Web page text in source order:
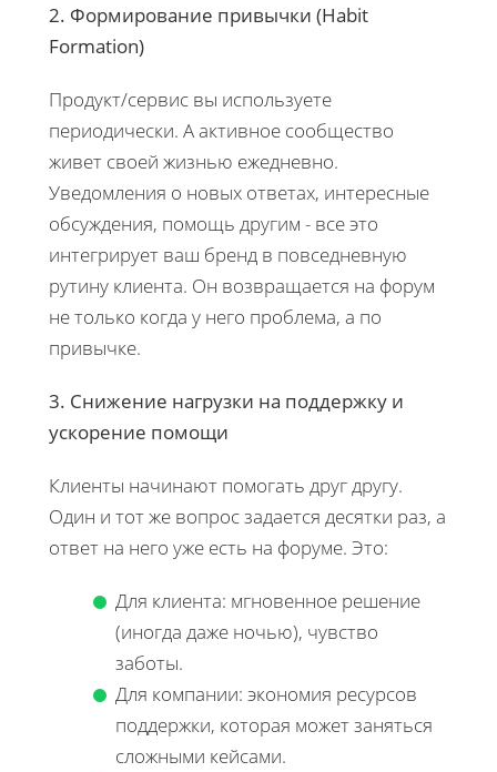
2. Формирование привычки (Habit
Formation)
Продукт/сервис вы используете
периодически. А активное сообщество
живет своей жизнью ежедневно.
Уведомления о новых ответах, интересные
обсуждения, помощь другим - все это
интегрирует ваш бренд в повседневную
рутину клиента. Он возвращается на форум
не только когда у него проблема, а по
привычке.
3. Снижение нагрузки на поддержку и
ускорение помощи
Клиенты начинают помогать друг другу.
Один и тот же вопрос задается десятки раз, а
ответ на него уже есть на форуме. Это:
Для клиента: мгновенное решение
(иногда даже ночью), чувство
заботы.
Для компании: экономия ресурсов
поддержки, которая может заняться
сложными кейсами.